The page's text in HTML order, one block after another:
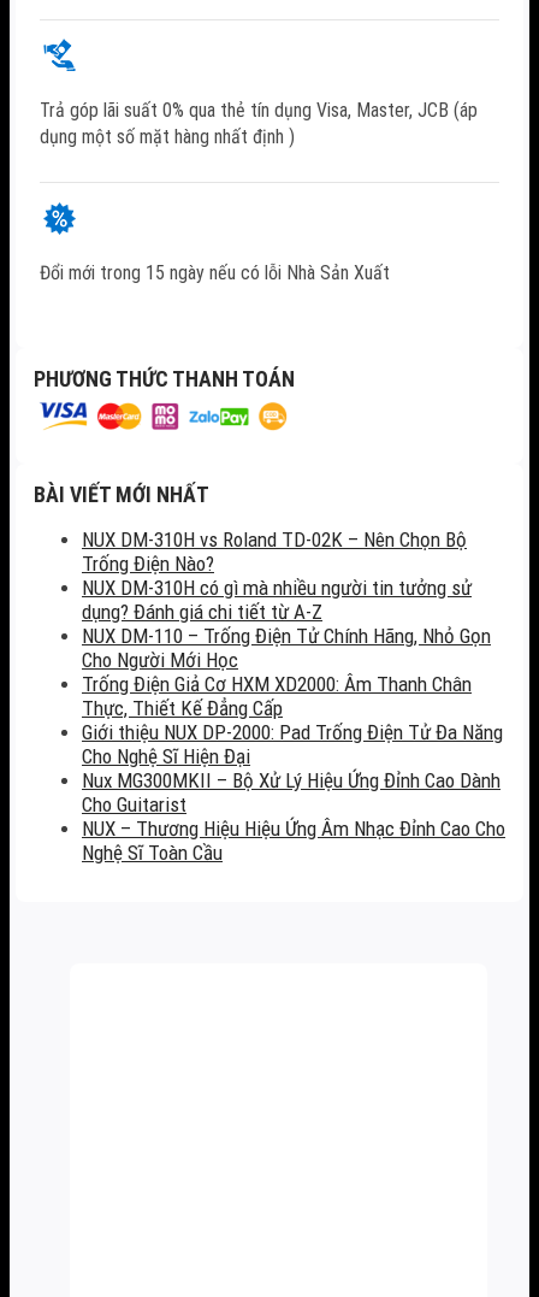
Trả góp lãi suất 0% qua thẻ tín dụng Visa, Master, JCB (áp
dụng một số mặt hàng nhất định )
Đổi mới trong 15 ngày nếu có lỗi Nhà Sản Xuất
PHƯƠNG THỨC THANH TOÁN
BÀI VIẾT MỚI NHẤT
NUX DM-310H vs Roland TD-02K – Nên Chọn Bộ
Trống Điện Nào?
NUX DM-310H có gì mà nhiều người tin tưởng sử
dụng? Đánh giá chi tiết từ A-Z
NUX DM-110 – Trống Điện Tử Chính Hãng, Nhỏ Gọn
Cho Người Mới Học
Trống Điện Giả Cơ HXM XD2000: Âm Thanh Chân
Thực, Thiết Kế Đẳng Cấp
Giới thiệu NUX DP-2000: Pad Trống Điện Tử Đa Năng
Cho Nghệ Sĩ Hiện Đại
Nux MG300MKII – Bộ Xử Lý Hiệu Ứng Đỉnh Cao Dành
Cho Guitarist
NUX – Thương Hiệu Hiệu Ứng Âm Nhạc Đỉnh Cao Cho
Nghệ Sĩ Toàn Cầu